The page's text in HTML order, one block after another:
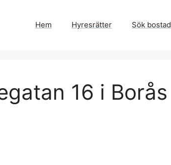
Hem Hyresrätter Sök bostad
16 i Borås